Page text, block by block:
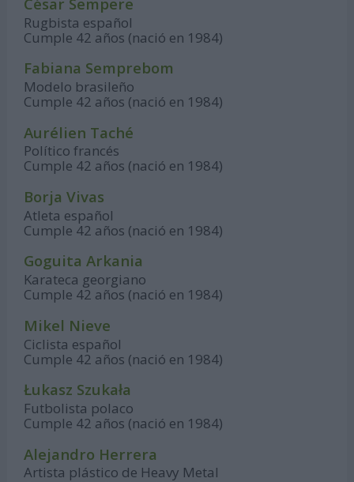
Rugbista español
Cumple 42 años (nació en 1984)
Fabiana Semprebom
Modelo brasileño
Cumple 42 años (nació en 1984)
Aurélien Taché
Político francés
Cumple 42 años (nació en 1984)
Borja Vivas
Atleta español
Cumple 42 años (nació en 1984)
Goguita Arkania
Karateca georgiano
Cumple 42 años (nació en 1984)
Mikel Nieve
Ciclista español
Cumple 42 años (nació en 1984)
Łukasz Szukała
Futbolista polaco
Cumple 42 años (nació en 1984)
Alejandro Herrera
Artista plástico de Heavy Metal